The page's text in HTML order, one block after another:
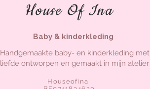
House Of Ina
Baby & kinderkleding
Handgemaakte baby- en kinderkleding met
liefde ontworpen en gemaakt in mijn atelier
Houseofina